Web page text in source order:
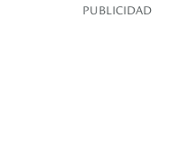
PUBLICIDAD